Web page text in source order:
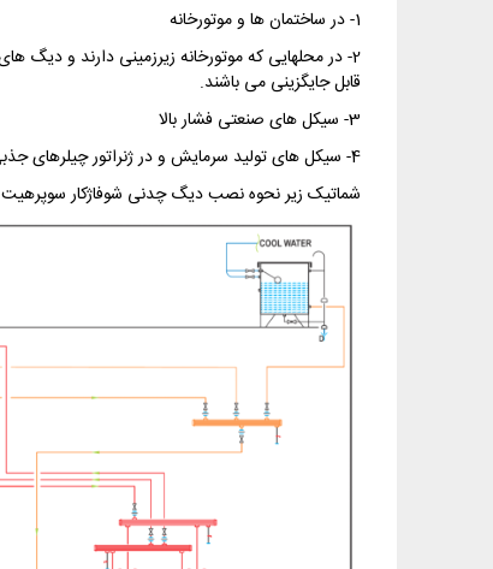
1- در ساختمان ها و موتورخانه
قابل جایگزینی می باشند.
3- سیکل های صنعتی فشار بالا
4- سیکل های تولید سرمایش و در ژنراتور چیلرهای جذبی تک اثره (قابلیت کارکرد در فشار بالا را دارند)
شماتیک زیر نحوه نصب دیگ چدنی شوفاژکار سوپرهیت 10-1300 در موتورخانه را بصورت ساده نشان می‌دهد.